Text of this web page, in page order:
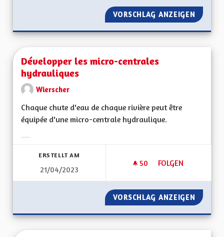
VORSCHLAG ANZEIGEN
Développer les micro-centrales
hydrauliques
Wierscher
Chaque chute d'eau de chaque rivière peut être
équipée d'une micro-centrale hydraulique.
ERSTELLT AM
21/04/2023
50 50 FOLLOWER
FOLGEN
DÉVELOPPER LES
VORSCHLAG ANZEIGEN